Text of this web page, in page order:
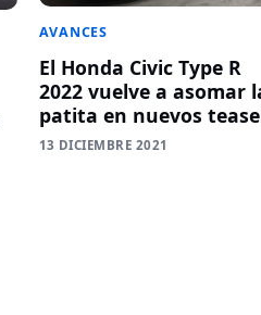
AVANCES
El Honda Civic Type R
2022 vuelve a asomar
patita en nuevos
13 DICIEMBRE 2021